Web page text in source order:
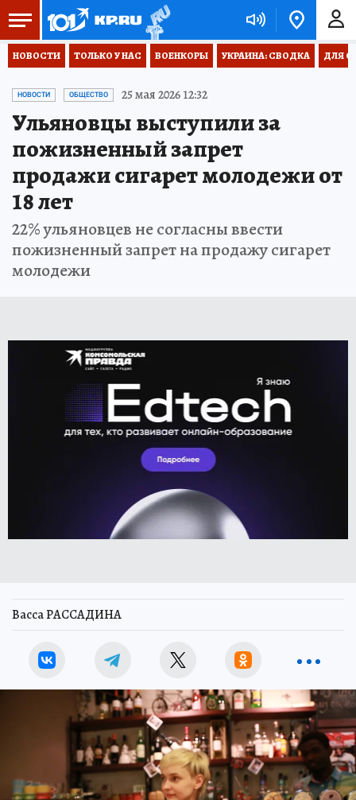
НОВОСТИ ТОЛЬКО У НАС ВОЕНКОРЫ УКРАИНА: СВОДКА ДЛЯ
НОВОСТИ ОБЩЕСТВО 25 мая 2026 12:32
Ульяновцы выступили за
пожизненный запрет
продажи сигарет молодежи от
18 лет
22% ульяновцев не согласны ввести
пожизненный запрет на продажу сигарет
молодежи
Васса РАССАДИНА